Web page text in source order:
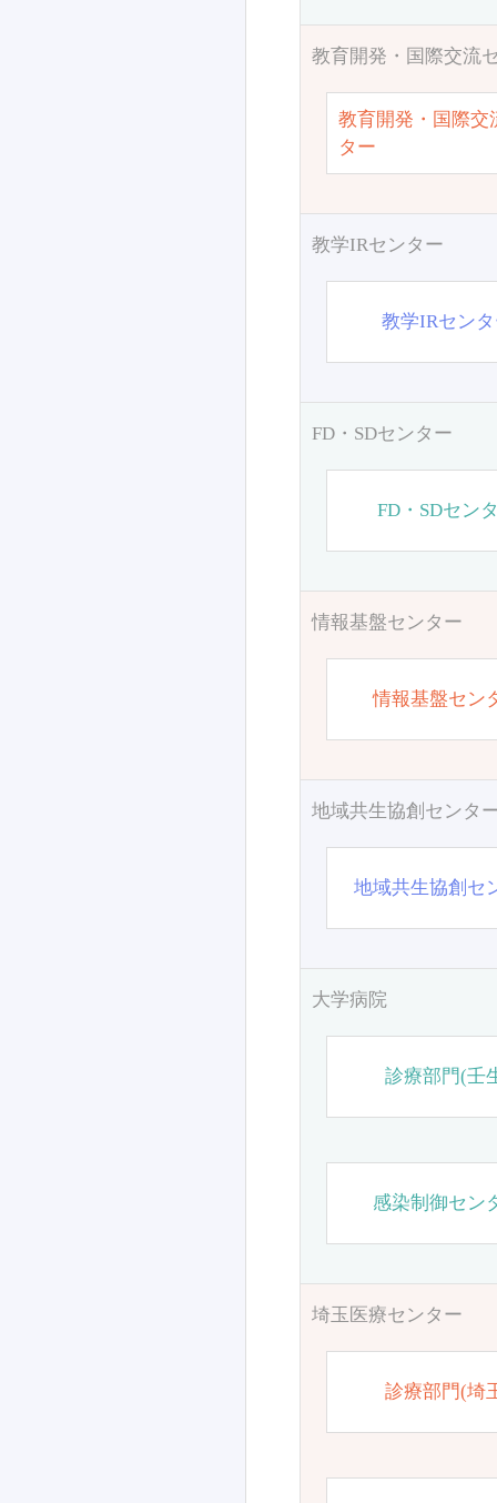
教育開発・国際交流
教育開発・国際交
ター
教学IRセンター
教学IRセン
FD・SDセンター
FD・SDセン
情報基盤センター
情報基盤セン
地域共生協創センタ
地域共生協創セ
大学病院
診療部門(壬
感染制御セン
埼玉医療センター
診療部門(埼